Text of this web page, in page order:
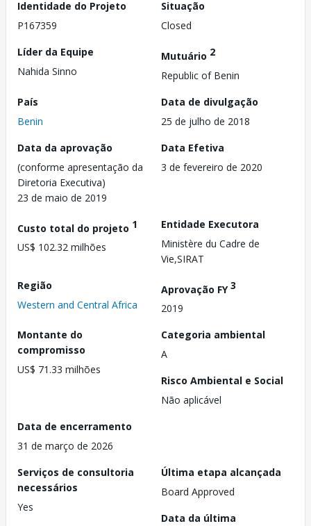
Identidade do Projeto
P167359
Situação
Closed
Líder da Equipe
Nahida Sinno
Mutuário 2
Republic of Benin
País
Benin
Data de divulgação
25 de julho de 2018
Data da aprovação
(conforme apresentação da
Diretoria Executiva)
23 de maio de 2019
Data Efetiva
3 de fevereiro de 2020
Custo total do projeto 1
US$ 102.32 milhões
Entidade Executora
Ministère du Cadre de
Vie,SIRAT
Região
Western and Central Africa
Aprovação FY3
2019
Montante do
compromisso
US$ 71.33 milhões
Categoria ambiental
A
Risco Ambiental e Social
Não aplicável
Data de encerramento
31 de março de 2026
Serviços de consultoria
necessários
Yes
Última etapa alcançada
Board Approved
Data da última